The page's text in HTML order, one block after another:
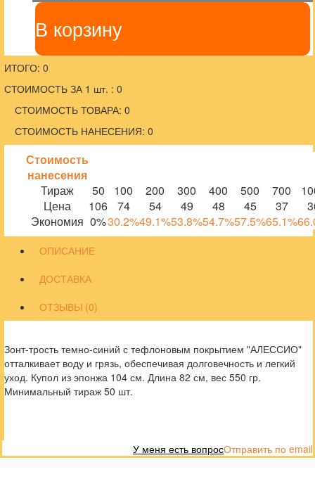
В корзину
ИТОГО: 0
СТОИМОСТЬ ЗА 1 шт. : 0
СТОИМОСТЬ ТОВАРА: 0
СТОИМОСТЬ НАНЕСЕНИЯ: 0
Стоимость
нанесения
Тираж
50 100 200 300 400 500 700
Цена
106 74 54 49 48 45 37
Экономия 0%30.2%49.1%53.8%54.7%57.5%65.1%
ОПИСАНИЕ
ДОСТАВКА
ОТЗЫВЫ (0)
Зонт-трость темно-синий с тефлоновым покрытием "АЛЕССИО"
отталкивает воду и грязь, обеспечивая долговечность и легкий
уход. Купол из эпонжа 104 см. Длина 82 см, вес 550 гр.
Минимальный тираж 50 шт.
Отправить по email
У меня есть вопрос